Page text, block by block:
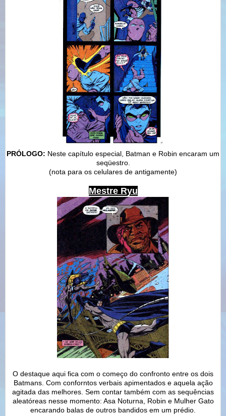
PRÓLOGO: Neste capítulo especial, Batman e Robin encaram um
seqüestro.
(nota para os celulares de antigamente)
Mestre Ryu
O destaque aqui fica com o começo do confronto entre os dois
Batmans. Com conforntos verbais apimentados e aquela ação
agitada das melhores. Sem contar também com as sequências
aleatóreas nesse momento: Asa Noturna, Robin e Mulher Gato
encarando balas de outros bandidos em um prédio.